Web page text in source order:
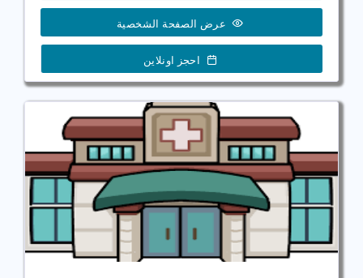
عرض الصفحة الشخصية
احجز اونلاين